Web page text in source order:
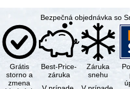
á
s
t
Bezpečná objednávka so
Grátis
storno a
zmena
Best-Price-
záruka
Záruka
snehu